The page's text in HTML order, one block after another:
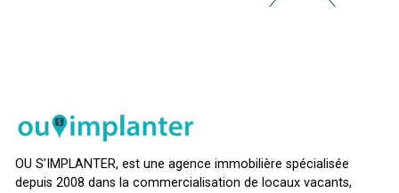
OU S’IMPLANTER, est une agence immobilière spécialisée
depuis 2008 dans la commercialisation de locaux vacants,